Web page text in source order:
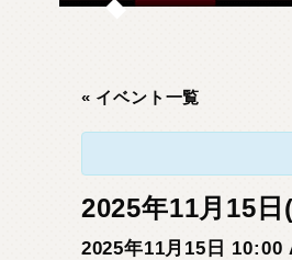
« イベント一覧
2025年11月15
2025年11月15日 10:00